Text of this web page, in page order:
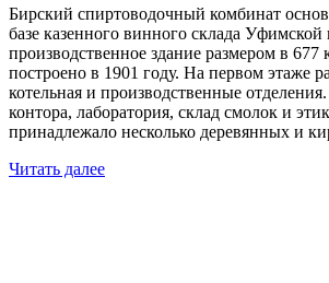
Бирский спиртоводочный комбинат
базе казенного винного склада
производственное здание размером в 677
построено в 1901 году. На первом этаже
котельная и производственные
контора, лаборатория, склад смолок и
принадлежало несколько деревянных и
Читать далее